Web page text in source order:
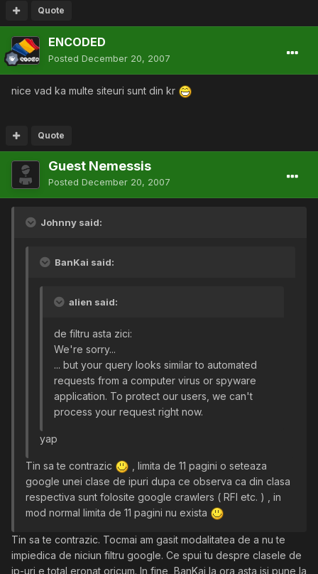
Quote
ENCODED
Posted December 20, 2007
nice vad ka multe siteuri sunt din kr
Quote
Guest Nemessis
Posted December 20, 2007
Johnny said:
BanKai said:
alien said:
de filtru asta zici:
We're sorry...
... but your query looks similar to automated
requests from a computer virus or spyware
application. To protect our users, we can't
process your request right now.
yap
Tin sa te contrazic
, limita de 11 pagini o seteaza
google unei clase de ipuri dupa ce observa ca din clasa
respectiva sunt folosite google crawlers ( RFI etc. ) , in
mod normal limita de 11 pagini nu exista
Tin sa te contrazic. Tocmai am gasit modalitatea de a nu te
impiedica de niciun filtru google. Ce spui tu despre clasele de
ip-uri e total eronat oricum. In fine, BanKai la ora asta isi pune la